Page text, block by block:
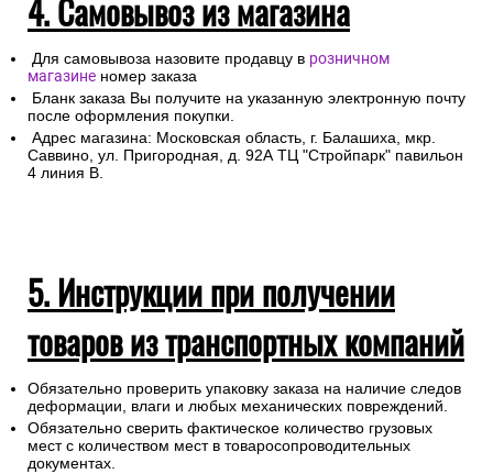
4. Самовывоз из магазина
Для самовывоза назовите продавцу в розничном
магазине номер заказа
Бланк заказа Вы получите на указанную электронную почту
после оформления покупки.
Адрес магазина: Московская область, г. Балашиха, мкр.
Саввино, ул. Пригородная, д. 92А ТЦ "Стройпарк" павильон
4 линия В.
5. Инструкции при получении
товаров из транспортных компаний
Обязательно проверить упаковку заказа на наличие следов
деформации, влаги и любых механических повреждений.
Обязательно сверить фактическое количество грузовых
мест с количеством мест в товаросопроводительных
документах.